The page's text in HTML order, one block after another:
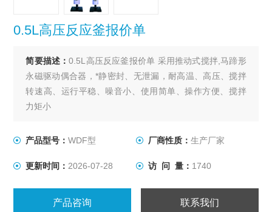
0.5L高压反应釜报价单
简要描述：0.5L高压反应釜报价单 采用推动式搅拌,马蹄形
永磁驱动偶合器，*静密封、无泄漏，耐高温、高压、搅拌
转速高、运行平稳、噪音小、使用简单、操作方便、搅拌
力矩小
产品型号：WDF型 厂商性质： 生产厂家
更新时间： 2026-07-28 访 问 量： 1740
产品咨询 联系我们